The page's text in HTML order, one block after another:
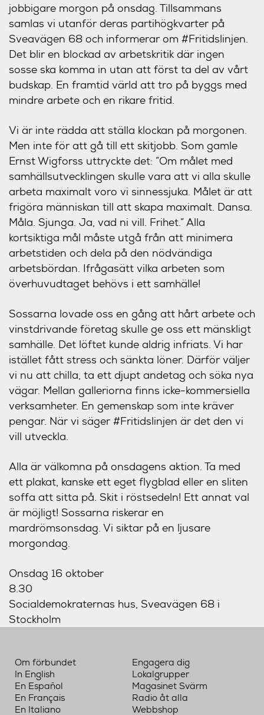
jobbigare morgon på onsdag. Tillsammans
samlas vi utanför deras partihögkvarter på
Sveavägen 68 och informerar om #Fritidslinjen.
Det blir en blockad av arbetskritik där ingen
sosse ska komma in utan att först ta del av vårt
budskap. En framtid värld att tro på byggs med
mindre arbete och en rikare fritid.
Vi är inte rädda att ställa klockan på morgonen.
Men inte för att gå till ett skitjobb. Som gamle
Ernst Wigforss uttryckte det: ”Om målet med
samhälls­utvecklingen skulle vara att vi alla skulle
arbeta maximalt voro vi sinnessjuka. Målet är att
frigöra människan till att skapa maximalt. Dansa.
Måla. Sjunga. Ja, vad ni vill. Frihet.” Alla
kortsiktiga mål måste utgå från att minimera
arbetstiden och dela på den nödvändiga
arbetsbördan. Ifrågasätt vilka arbeten som
överhuvudtaget behövs i ett samhälle!
Sossarna lovade oss en gång att hårt arbete och
vinstdrivande företag skulle ge oss ett mänskligt
samhälle. Det löftet kunde aldrig infriats. Vi har
istället fått stress och sänkta löner. Därför väljer
vi nu att chilla, ta ett djupt andetag och söka nya
vägar. Mellan galleriorna finns icke-kommersiella
verksamheter. En gemenskap som inte kräver
pengar. När vi säger #Fritidslinjen är det den vi
vill utveckla.
Alla är välkomna på onsdagens aktion. Ta med
ett plakat, kanske ett eget flygblad eller en sliten
soffa att sitta på. Skit i röstsedeln! Ett annat val
är möjligt! Sossarna riskerar en
mardrömsonsdag. Vi siktar på en ljusare
morgondag.
Onsdag 16 oktober
8.30
Socialdemokraternas hus, Sveavägen 68 i
Stockholm
Om förbundet
In English
En Español
En Français
En Italiano
Engagera dig
Lokalgrupper
Magasinet Svärm
Radio åt alla
Webbshop